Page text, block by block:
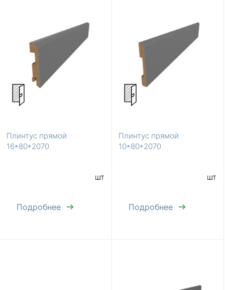
Плинтус прямой
16*80*2070
шт
Подробнее
Плинтус прямой
10*80*2070
шт
Подробнее